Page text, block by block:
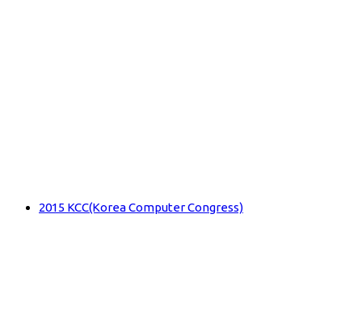
2015 KCC(Korea Computer Congress)